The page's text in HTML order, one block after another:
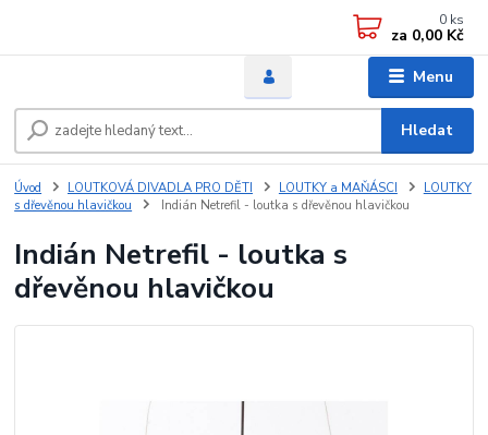
Menu
Hledat
0 ks
za 0,00 Kč
Úvod LOUTKOVÁ DIVADLA PRO DĚTI LOUTKY a MAŇÁSCI
LOUTKY
s dřevěnou hlavičkou
Indián Netrefil - loutka s dřevěnou hlavičkou
Indián Netrefil - loutka s
dřevěnou hlavičkou